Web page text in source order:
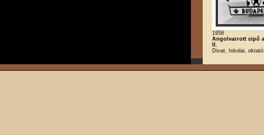
1958
Angolvarrott cipő
Divat, Iskolai,